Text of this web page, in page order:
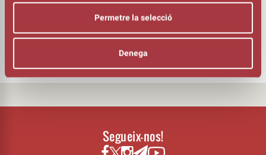
Permetre la selecció
Denega
Alumnat del Conservatori Municipal de Música de
DOCUMENTS
PROGRAMA DE MÀ
Segueix-nos!